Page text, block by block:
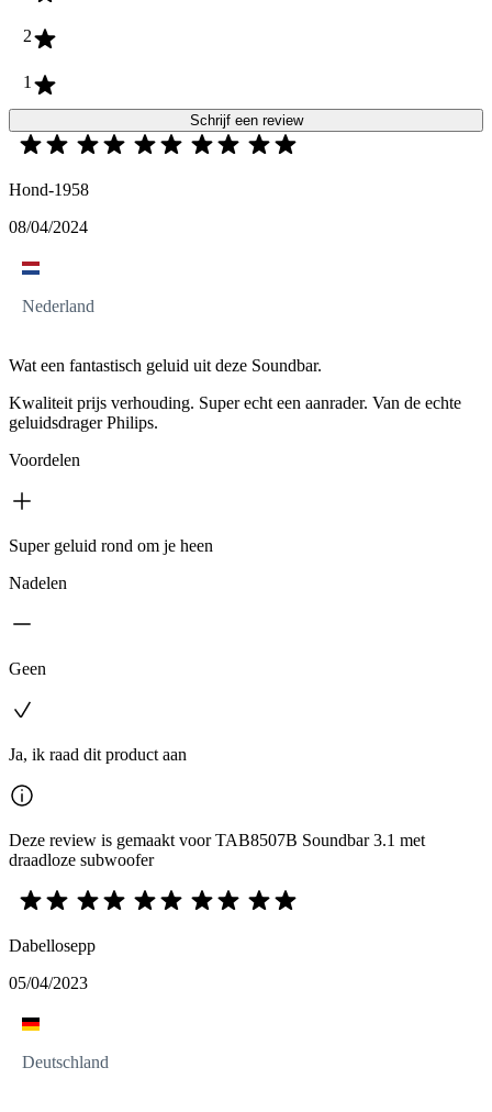
2
1
Schrijf een review
Hond-1958
08/04/2024
Nederland
Wat een fantastisch geluid uit deze Soundbar.
Kwaliteit prijs verhouding. Super echt een aanrader. Van de echte
geluidsdrager Philips.
Voordelen
Super geluid rond om je heen
Nadelen
Geen
Ja, ik raad dit product aan
Deze review is gemaakt voor TAB8507B Soundbar 3.1 met
draadloze subwoofer
Dabellosepp
05/04/2023
Deutschland